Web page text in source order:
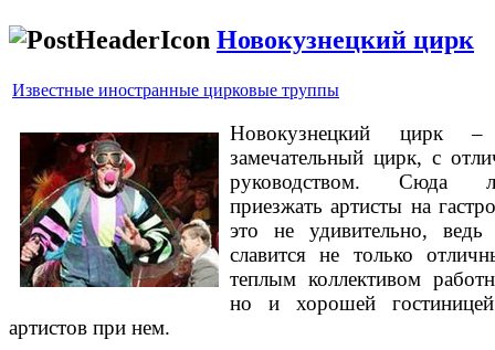
Новокузнецкий цирк
Известные иностранные цирковые труппы
Новокузнецкий цирк
замечательный цирк, с
руководством. Сюда
приезжать артисты на
это не удивительно, ведь
славится не только
теплым коллективом
но и хорошей
артистов при нем.